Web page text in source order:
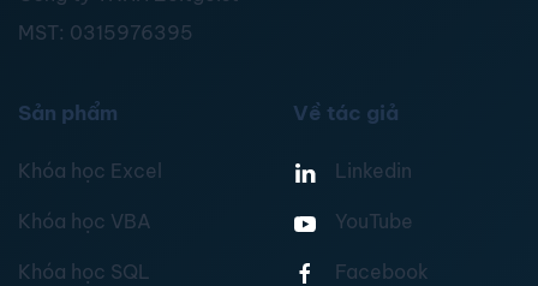
MST: 0315976395
Sản phẩm
Khóa học Excel
Khóa học VBA
Khóa học SQL
Về tác giả
Linkedin
YouTube
Facebook